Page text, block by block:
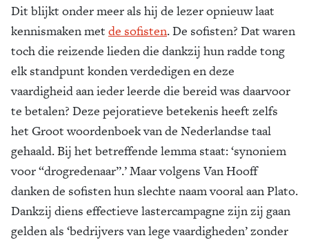
Dit blijkt onder meer als hij de lezer opnieuw laat
kennismaken met de sofisten. De sofisten? Dat waren
toch die reizende lieden die dankzij hun radde tong
elk standpunt konden verdedigen en deze
vaardigheid aan ieder leerde die bereid was daarvoor
te betalen? Deze pejoratieve betekenis heeft zelfs
het Groot woordenboek van de Nederlandse taal
gehaald. Bij het betreffende lemma staat: ‘synoniem
voor “drogredenaar”.’ Maar volgens Van Hooff
danken de sofisten hun slechte naam vooral aan Plato.
Dankzij diens effectieve lastercampagne zijn zij gaan
gelden als ‘bedrijvers van lege vaardigheden’ zonder